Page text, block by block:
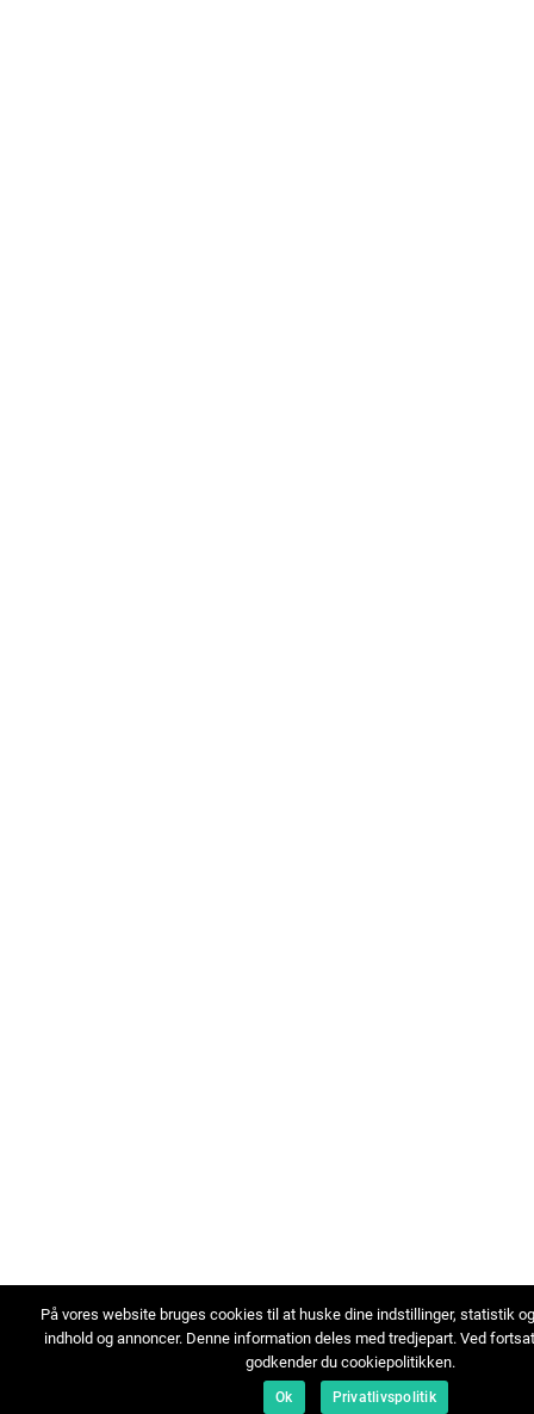
På vores website bruges cookies til at huske dine indstillinger, statistik
indhold og annoncer. Denne information deles med tredjepart. Ved
godkender du cookiepolitikken.
Ok Privatlivspolitik